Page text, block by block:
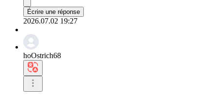
Écrire une réponse
2026.07.02 19:27
hoOstrich68